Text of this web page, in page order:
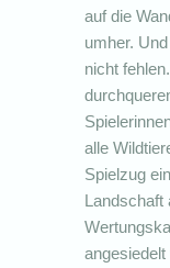
auf die
umher.
nicht
alle
Spielzug
Landschaft